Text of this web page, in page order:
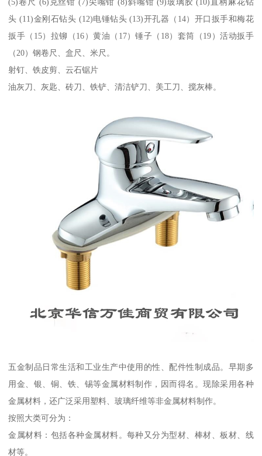
(5)卷尺 (6)克丝钳 (7)尖嘴钳 (8)斜嘴钳 (9)玻璃胶 (10)直柄麻花钻
头 (11)金刚石钻头 (12)电锤钻头 (13)开孔器（14）开口扳手和梅花
扳手（15）拉铆（16）黄油（17）锤子（18）套筒（19）活动扳手
（20）钢卷尺、盒尺、米尺。
射钉、铁皮剪、云石锯片
油灰刀、灰匙、砖刀、铁铲、清洁铲刀、美工刀、搅灰棒。
五金制品日常生活和工业生产中使用的性、配件性制成品。早期多
用金、银、铜、铁、锡等金属材料制作，因而得名。现除采用各种
金属材料，还广泛采用塑料、玻璃纤维等非金属材料制作。
按照大类可分为：
金属材料：包括各种金属材料。每种又分为型材、棒材、板材、线
材等。